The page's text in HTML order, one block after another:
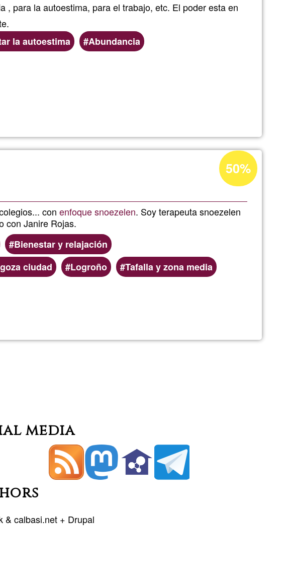
, para la autoestima, para el trabajo, etc. El poder esta en
la autoestima
Abundancia
de
SUBLIMINALES
con enfoque snoezelen. Soy terapeuta snoezelen
con Janire Rojas.
Bienestar y relajación
ciudad Logroño Tafalla y zona media
Acceptance
percentage
Ğ1
50%
media
&calbasi.net+ Drupal